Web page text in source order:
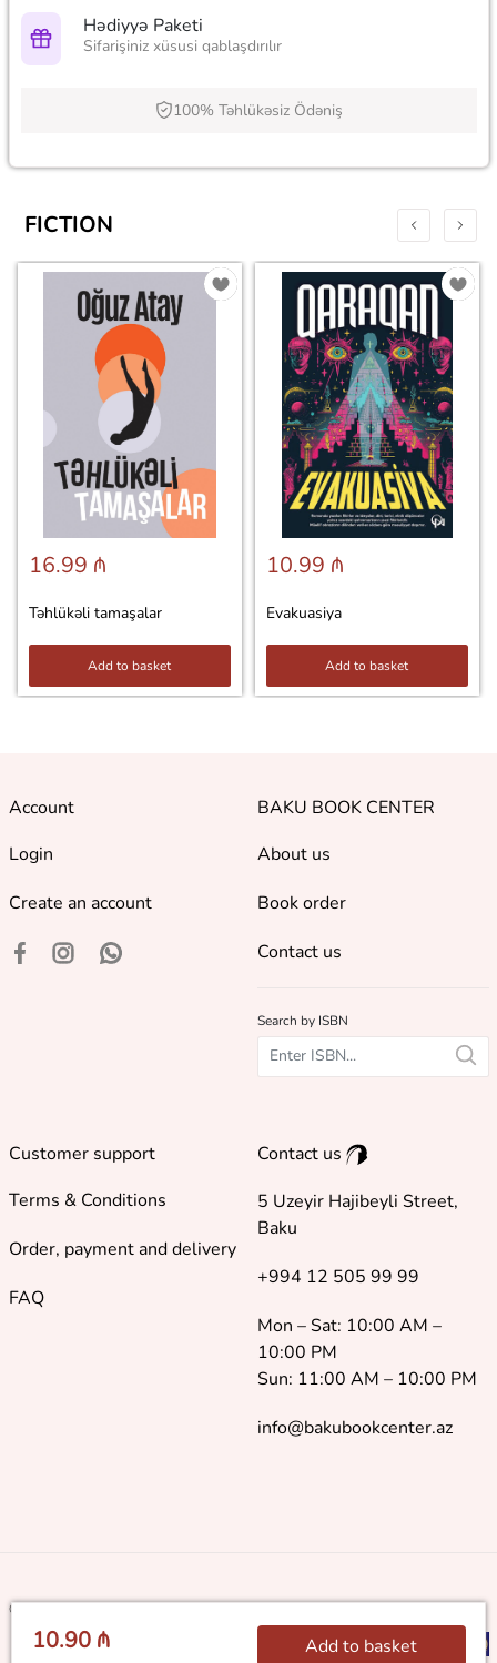
Hədiyyə Paketi
Sifarişiniz xüsusi qablaşdırılır
100% Təhlükəsiz Ödəniş
10.90 ₼ Add to basket
FICTION
16.99 ₼
Təhlükəli tamaşalar
Add to basket
10.99 ₼
Evakuasiya
Add to basket
Account
Login
Create an account
BAKU BOOK CENTER
About us
Book order
Contact us
Search by ISBN
Customer support
Terms & Conditions
Order, payment and delivery
FAQ
Contact us
5 Uzeyir Hajibeyli Street,
Baku
+994 12 505 99 99
Mon – Sat: 10:00 AM –
10:00 PM
Sun: 11:00 AM – 10:00 PM
info@bakubookcenter.az
©2018 - 2026 Baku Book Center. All rights reserved